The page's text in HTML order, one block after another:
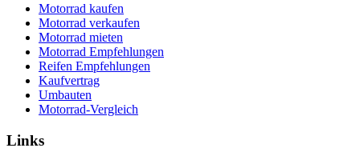
Motorrad kaufen
Motorrad verkaufen
Motorrad mieten
Motorrad Empfehlungen
Reifen Empfehlungen
Kaufvertrag
Umbauten
Motorrad-Vergleich
Links